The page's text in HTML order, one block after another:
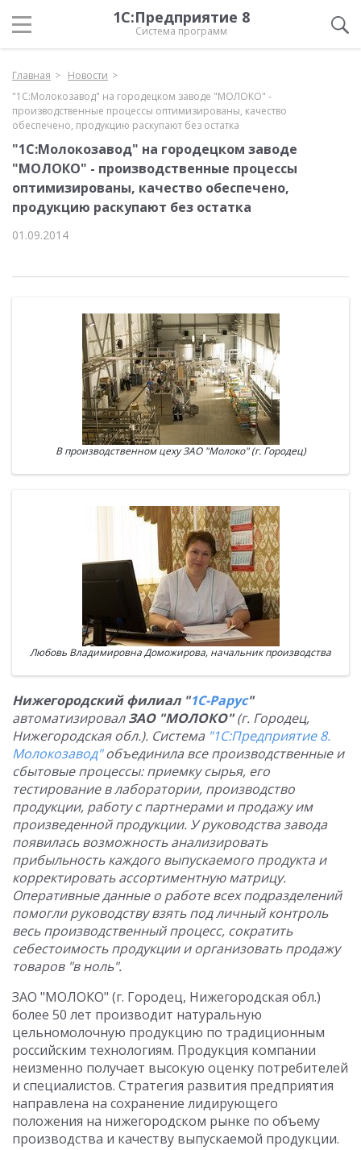
1С:Предприятие 8
Система программ
Главная
Новости
"1С:Молокозавод" на городецком заводе "МОЛОКО" -
производственные процессы оптимизированы, качество
обеспечено, продукцию раскупают без остатка
"1С:Молокозавод" на городецком заводе
"МОЛОКО" - производственные процессы
оптимизированы, качество обеспечено,
продукцию раскупают без остатка
01.09.2014
В производственном цеху ЗАО "Молоко" (г. Городец)
Любовь Владимировна Доможирова, начальник производства
Нижегородский филиал "1С-Рарус"
автоматизировалЗАО "МОЛОКО"(г. Городец,
Нижегородская обл.). Система "1С:Предприятие 8.
Молокозавод"объединила все производственные и
сбытовые процессы: приемку сырья, его
тестирование в лаборатории, производство
продукции, работу с партнерами и продажу им
произведенной продукции. У руководства завода
появилась возможность анализировать
прибыльность каждого выпускаемого продукта и
корректировать ассортиментную матрицу.
Оперативные данные о работе всех подразделений
помогли руководству взять под личный контроль
весь производственный процесс, сократить
себестоимость продукции и организовать продажу
товаров "в ноль".
ЗАО "МОЛОКО" (г. Городец, Нижегородская обл.)
более 50 лет производит натуральную
цельномолочную продукцию по традиционным
российским технологиям. Продукция компании
неизменно получает высокую оценку потребителей
и специалистов. Стратегия развития предприятия
направлена на сохранение лидирующего
положения на нижегородском рынке по объему
производства и качеству выпускаемой продукции.